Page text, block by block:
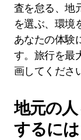
査を怠る、地
を選ぶ、環境
あなたの体験
す。旅行を最
画してくださ
地元の
するには